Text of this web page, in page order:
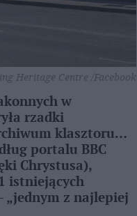
Heritage Centre /Facebook
w
rzadki
klasztoru…
portalu BBC
Chrystusa),
istniejących
„jednym z najlepiej